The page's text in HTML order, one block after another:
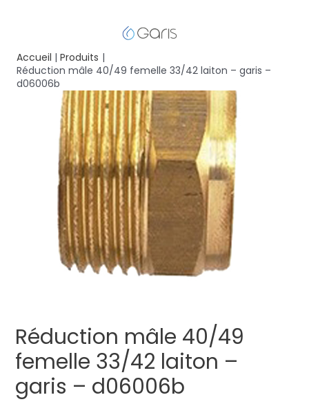
Accueil
Produits
Réduction mâle 40/49 femelle 33/42 laiton – garis –
d06006b
Réduction mâle 40/49
femelle 33/42 laiton –
garis – d06006b